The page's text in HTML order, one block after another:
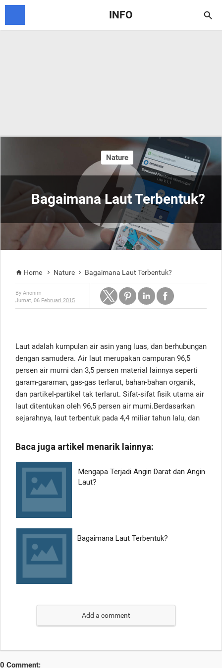
INFO 
Bagaimana Laut Terbentuk?
Nature
 Home  Nature  Bagaimana Laut Terbentuk?
By Anonim
Jumat, 06 Februari 2015
Laut adalah kumpulan air asin yang luas, dan berhubungan
dengan samudera. Air laut merupakan campuran 96,5
persen air murni dan 3,5 persen material lainnya seperti
garam-garaman, gas-gas terlarut, bahan-bahan organik,
dan partikel-partikel tak terlarut. Sifat-sifat fisik utama air
laut ditentukan oleh 96,5 persen air murni.Berdasarkan
sejarahnya, laut terbentuk pada 4,4 miliar tahun lalu, dan
Add a comment
0 Comment: